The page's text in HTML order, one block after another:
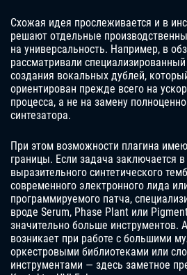
Схожая идея прослеживается и в
решают отдельные
на универсальность. Например, в
рассматривали
создания вокальных дублей,
ориентирован прежде всего на
процесса, а не на замену
синтезатора.
При этом возможности плагина
границы. Если задача заключается
выразительного синтетического
современного электронного лида
программируемого патча,
вроде Serum, Phase Plant или
значительно больше инструментов.
возникает при работе с большими
оркестровыми библиотеками или
инструментами — здесь заметное